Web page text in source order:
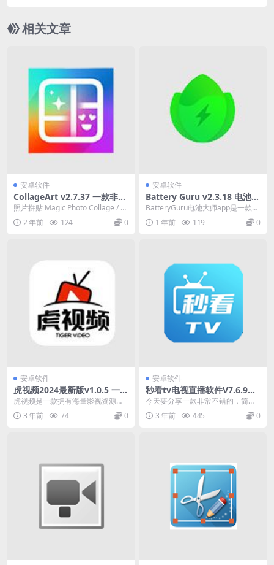
相关文章
安卓软件
CollageArt v2.7.37 一款非常
强大且免费的拼贴应用程序，
解锁专业版
照片拼贴 Magic Photo Collage / C
ollageArt – ...
2 年前 124 0
安卓软件
Battery Guru v2.3.18 电池大
师，手机电池优化软件，解锁
付费版
BatteryGuru电池大师app是一款专
为安卓手机用户打造的手机电池优
化软件...
1 年前 119 0
安卓软件
虎视频2024最新版v1.0.5 一款
拥有海量影视资源的影视播放
神器
虎视频是一款拥有海量影视资源的
影视播放神器。无论是电视剧、电
影、综艺还是动漫这里...
3 年前 74 0
安卓软件
秒看tv电视直播软件V7.6.9修
改版，可平替电视家
今天要分享一款非常不错的，简直
有点秀的纯净TV直播给大家。银河
直播，一款新出来的...
3 年前 445 0